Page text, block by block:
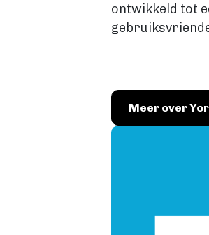
ontwikkeld tot
Meer over
Image